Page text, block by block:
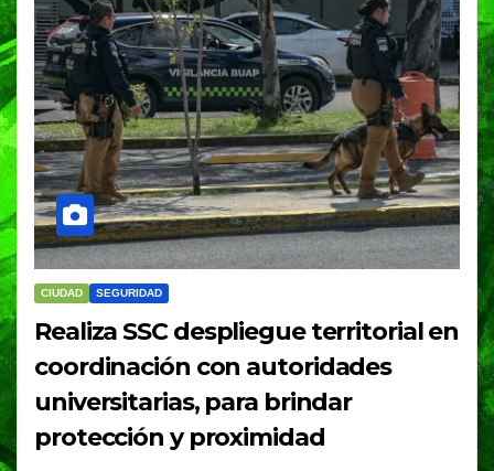
CIUDAD SEGURIDAD
Realiza SSC despliegue territorial en
coordinación con autoridades
universitarias, para brindar
protección y proximidad